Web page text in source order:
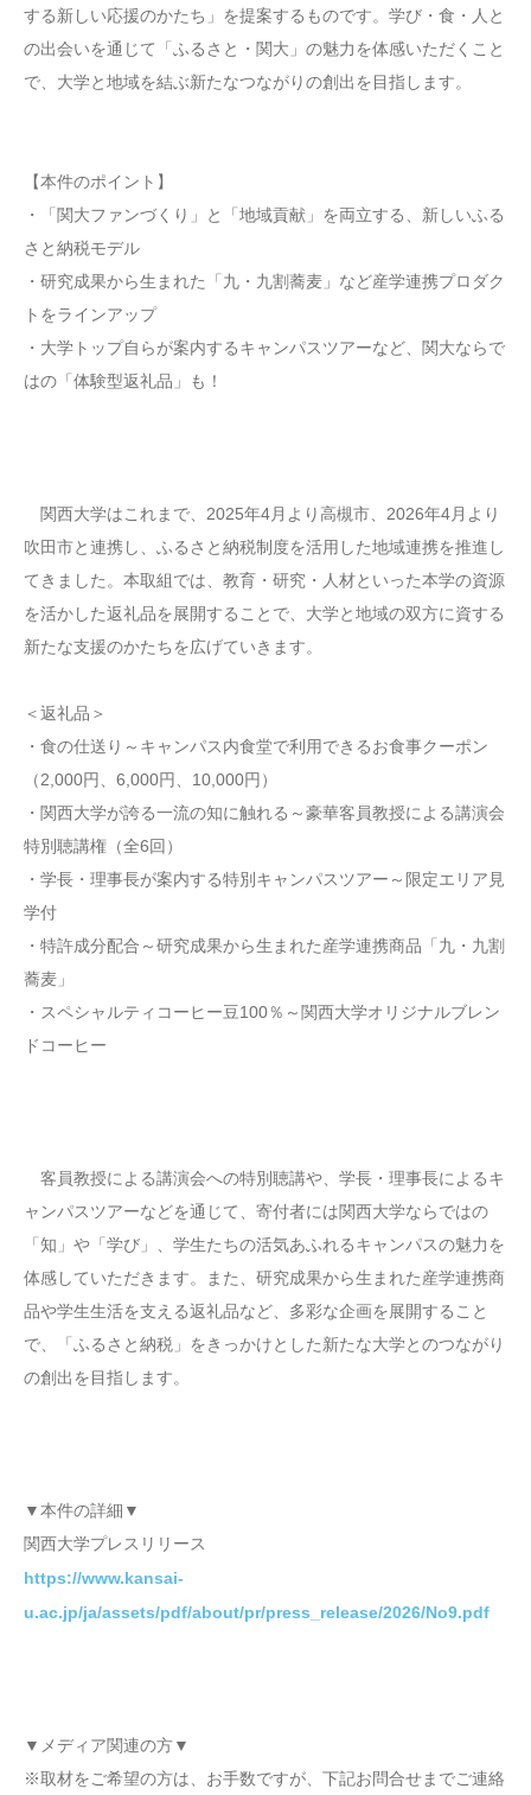
する新しい応援のかたち」を提案するものです。学び・食・人と
の出会いを通じて「ふるさと・関大」の魅力を体感いただくこと
で、大学と地域を結ぶ新たなつながりの創出を目指します。
【本件のポイント】
・「関大ファンづくり」と「地域貢献」を両立する、新しいふる
さと納税モデル
・研究成果から生まれた「九・九割蕎麦」など産学連携プロダク
トをラインアップ
・大学トップ自らが案内するキャンパスツアーなど、関大ならで
はの「体験型返礼品」も！
関西大学はこれまで、2025年4月より高槻市、2026年4月より
吹田市と連携し、ふるさと納税制度を活用した地域連携を推進し
てきました。本取組では、教育・研究・人材といった本学の資源
を活かした返礼品を展開することで、大学と地域の双方に資する
新たな支援のかたちを広げていきます。
＜返礼品＞
・食の仕送り～キャンパス内食堂で利用できるお食事クーポン
（2,000円、6,000円、10,000円）
・関西大学が誇る一流の知に触れる～豪華客員教授による講演会
特別聴講権（全6回）
・学長・理事長が案内する特別キャンパスツアー～限定エリア見
学付
・特許成分配合～研究成果から生まれた産学連携商品「九・九割
蕎麦」
・スペシャルティコーヒー豆100％～関西大学オリジナルブレン
ドコーヒー
客員教授による講演会への特別聴講や、学長・理事長によるキ
ャンパスツアーなどを通じて、寄付者には関西大学ならではの
「知」や「学び」、学生たちの活気あふれるキャンパスの魅力を
体感していただきます。また、研究成果から生まれた産学連携商
品や学生生活を支える返礼品など、多彩な企画を展開すること
で、「ふるさと納税」をきっかけとした新たな大学とのつながり
の創出を目指します。
▼本件の詳細▼
関西大学プレスリリース
https://www.kansai-
u.ac.jp/ja/assets/pdf/about/pr/press_release/2026/No9.pdf
▼メディア関連の方▼
※取材をご希望の方は、お手数ですが、下記お問合せまでご連絡